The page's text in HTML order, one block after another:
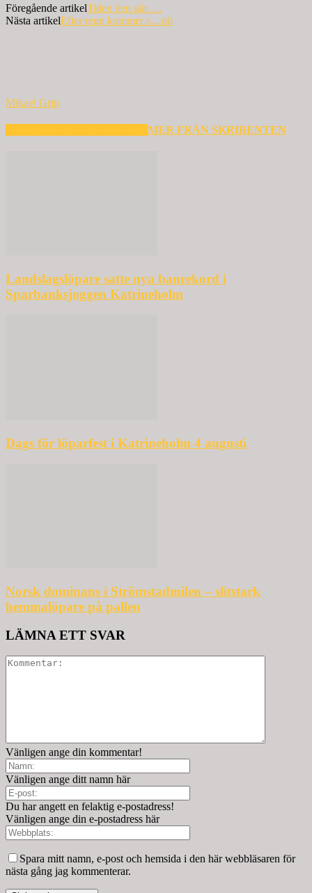
Föregående artikelTiden den går….
Nästa artikelEfter regn kommer s…nö
Mikael Grip
MER FRÅN SKRIBENTEN
Landslagslöpare satte nya banrekord i
Sparbanksjoggen Katrineholm
Dags för löparfest i Katrineholm 4 augusti
Norsk dominans i Strömstadmilen – slitstark
hemmalöpare på pallen
LÄMNA ETT SVAR
Vänligen ange din kommentar!
Vänligen ange ditt namn här
Du har angett en felaktig e-postadress!
Vänligen ange din e-postadress här
Spara mitt namn, e-post och hemsida i den här webbläsaren för
nästa gång jag kommenterar.